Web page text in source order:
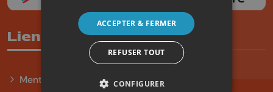
Liens utiles
Mentions légales
ACCEPTER & FERMER
REFUSER TOUT
CONFIGURER